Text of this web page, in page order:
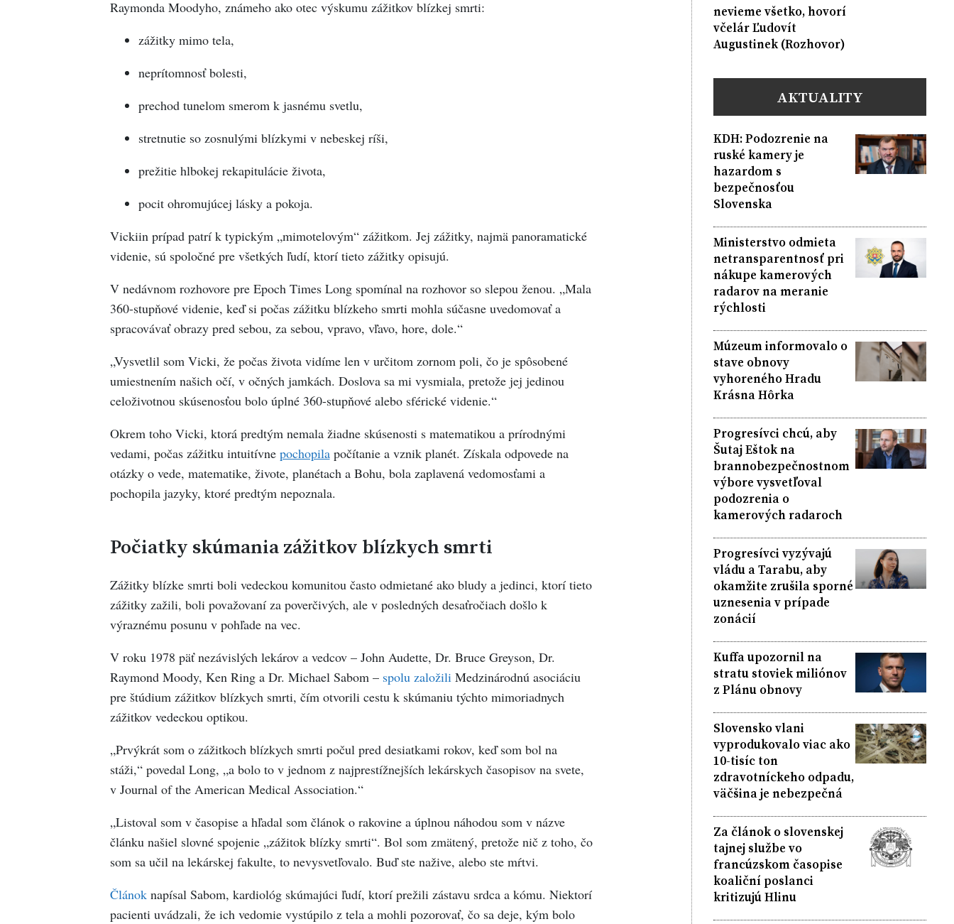
Raymonda Moodyho, známeho ako otec výskumu zážitkov blízkej smrti:
zážitky mimo tela,
neprítomnosť bolesti,
prechod tunelom smerom k jasnému svetlu,
stretnutie so zosnulými blízkymi v nebeskej ríši,
prežitie hlbokej rekapitulácie života,
pocit ohromujúcej lásky a pokoja.
Vickiin prípad patrí k typickým „mimotelovým“ zážitkom. Jej zážitky, najmä panoramatické
videnie, sú spoločné pre všetkých ľudí, ktorí tieto zážitky opisujú.
V nedávnom rozhovore pre Epoch Times Long spomínal na rozhovor so slepou ženou. „Mala
360-stupňové videnie, keď si počas zážitku blízkeho smrti mohla súčasne uvedomovať a
spracovávať obrazy pred sebou, za sebou, vpravo, vľavo, hore, dole.“
„Vysvetlil som Vicki, že počas života vidíme len v určitom zornom poli, čo je spôsobené
umiestnením našich očí, v očných jamkách. Doslova sa mi vysmiala, pretože jej jedinou
celoživotnou skúsenosťou bolo úplné 360-stupňové alebo sférické videnie.“
Okrem toho Vicki, ktorá predtým nemala žiadne skúsenosti s matematikou a prírodnými
vedami, počas zážitku intuitívne pochopilapočítanie a vznik planét. Získala odpovede na
otázky o vede, matematike, živote, planétach a Bohu, bola zaplavená vedomosťami a
pochopila jazyky, ktoré predtým nepoznala.
Počiatky skúmania zážitkov blízkych smrti
Zážitky blízke smrti boli vedeckou komunitou často odmietané ako bludy a jedinci, ktorí tieto
zážitky zažili, boli považovaní za poverčivých, ale v posledných desaťročiach došlo k
výraznému posunu v pohľade na vec.
V roku 1978 päť nezávislých lekárov a vedcov – John Audette, Dr. Bruce Greyson, Dr.
Raymond Moody, Ken Ring a Dr. Michael Sabom – spolu založiliMedzinárodnú asociáciu
pre štúdium zážitkov blízkych smrti, čím otvorili cestu k skúmaniu týchto mimoriadnych
zážitkov vedeckou optikou.
„Prvýkrát som o zážitkoch blízkych smrti počul pred desiatkami rokov, keď som bol na
stáži,“ povedal Long, „a bolo to v jednom z najprestížnejších lekárskych časopisov na svete,
v Journal of the American Medical Association.“
„Listoval som v časopise a hľadal som článok o rakovine a úplnou náhodou som v názve
článku našiel slovné spojenie „zážitok blízky smrti“. Bol som zmätený, pretože nič z toho, čo
som sa učil na lekárskej fakulte, to nevysvetľovalo. Buď ste nažive, alebo ste mŕtvi.
Článoknapísal Sabom, kardiológ skúmajúci ľudí, ktorí prežili zástavu srdca a kómu. Niektorí
pacienti uvádzali, že ich vedomie vystúpilo z tela a mohli pozorovať, čo sa deje, kým bolo
nevieme všetko, hovorí
včelár Ľudovít
Augustinek (Rozhovor)
AKTUALITY
KDH: Podozrenie na
ruské kamery je
hazardom s
bezpečnosťou
Slovenska
Ministerstvo odmieta
netransparentnosť pri
nákupe kamerových
radarov na meranie
rýchlosti
Múzeum informovalo o
stave obnovy
vyhoreného Hradu
Krásna Hôrka
Progresívci chcú, aby
Šutaj Eštok na
brannobezpečnostnom
výbore vysvetľoval
podozrenia o
kamerových radaroch
Progresívci vyzývajú
vládu a Tarabu, aby
okamžite zrušila sporné
uznesenia v prípade
zonácií
Kuffa upozornil na
stratu stoviek miliónov
z Plánu obnovy
Slovensko vlani
vyprodukovalo viac ako
10-tisíc ton
zdravotníckeho odpadu,
väčšina je nebezpečná
Za článok o slovenskej
tajnej službe vo
francúzskom časopise
koaliční poslanci
kritizujú Hlinu